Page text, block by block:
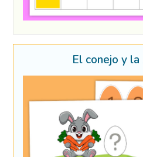
El conejo y la